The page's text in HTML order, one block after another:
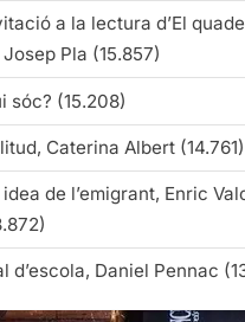
a la lectura d’El
Pla (15.857)
sóc? (15.208)
Caterina Albert (14.761)
idea de l’emigrant, Enric
d’escola, Daniel Pennac